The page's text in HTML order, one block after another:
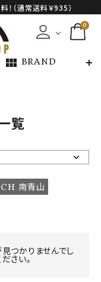
（通常送料￥935）
0
view_module BRAND
覧
南青山
つかりませんでし
さい。